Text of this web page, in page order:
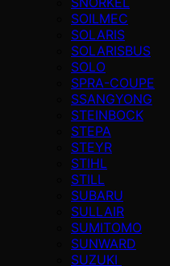
SOILMEC
SOLARIS
SOLARISBUS
SOLO
SPRA-COUPE
SSANGYONG
STEINBOCK
STEPA
STEYR
STIHL
STILL
SUBARU
SULLAIR
SUMITOMO
SUNWARD
SUZUKI